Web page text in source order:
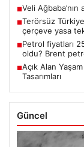
■Veli
■Terörsüz
çerçeve yasa
■Petrol fiyatları
oldu? Brent
■Açık Alan
Tasarımları
Güncel